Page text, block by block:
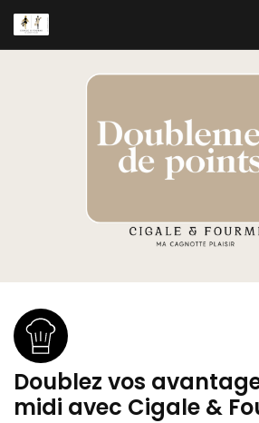
Doublez vos
midi avec Cigale &